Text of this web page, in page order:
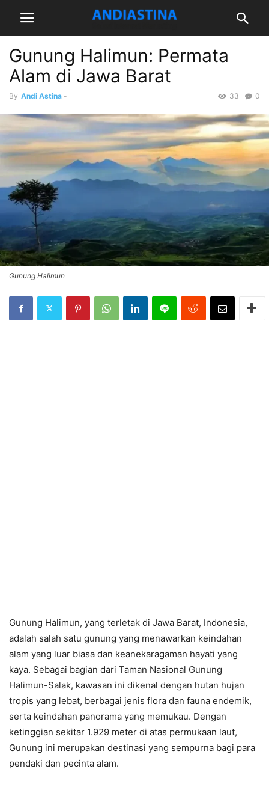
Gunung Halimun: Permata
Alam di Jawa Barat
By Andi Astina - 0
33
Gunung Halimun
Gunung Halimun, yang terletak di Jawa Barat, Indonesia,
adalah salah satu gunung yang menawarkan keindahan
alam yang luar biasa dan keanekaragaman hayati yang
kaya. Sebagai bagian dari Taman Nasional Gunung
Halimun-Salak, kawasan ini dikenal dengan hutan hujan
tropis yang lebat, berbagai jenis flora dan fauna endemik,
serta keindahan panorama yang memukau. Dengan
ketinggian sekitar 1.929 meter di atas permukaan laut,
Gunung ini merupakan destinasi yang sempurna bagi para
pendaki dan pecinta alam.